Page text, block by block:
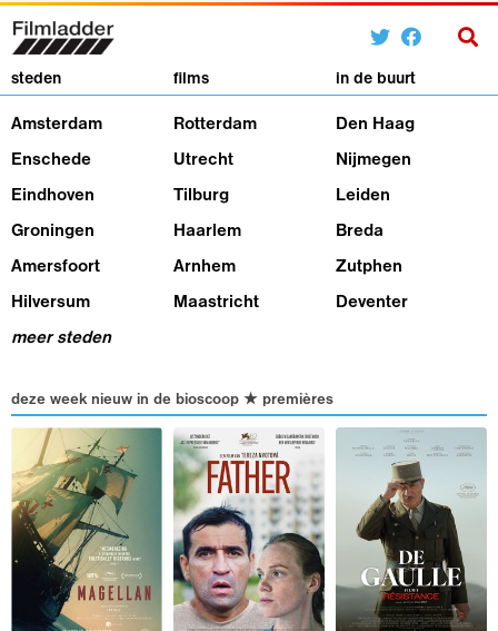
steden films in de buurt
Amsterdam Rotterdam Den Haag
Enschede Utrecht Nijmegen
Eindhoven Tilburg Leiden
Groningen Haarlem Breda
Amersfoort Arnhem Zutphen
Hilversum Maastricht Deventer
meer steden
deze week nieuw in de bioscoop ★ premières